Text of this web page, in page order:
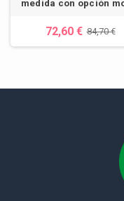
medida con opción
72,60 € 84,70 €